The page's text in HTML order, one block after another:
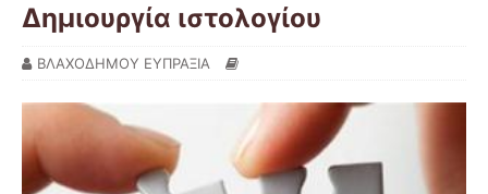
Δημιουργία ιστολογίου
ΒΛΑΧΟΔΗΜΟΥ ΕΥΠΡΑΞΙΑ